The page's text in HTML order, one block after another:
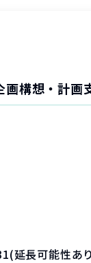
画構想・計画
延長可能性あ